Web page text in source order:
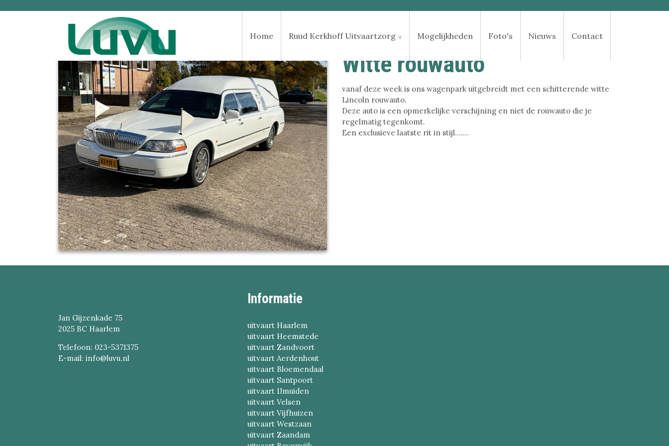
Home Ruud Kerkhoff Uitvaartzorg Mogelijkheden Foto's Nieuws Contact
Witte rouwauto
vanaf deze week is ons wagenpark uitgebreidt met een schitterende witte
Lincoln rouwauto.
Deze auto is een opmerkelijke verschijning en niet de rouwauto die je
regelmatig tegenkomt.
Een exclusieve laatste rit in stijl.......
Jan Gijzenkade 75
2025 BC Haarlem
Telefoon: 023-5371375
E-mail: info@luvu.nl
Informatie
uitvaart Haarlem
uitvaart Heemstede
uitvaart Zandvoort
uitvaart Aerdenhout
uitvaart Bloemendaal
uitvaart Santpoort
uitvaart IJmuiden
uitvaart Velsen
uitvaart Vijfhuizen
uitvaart Westzaan
uitvaart Zaandam